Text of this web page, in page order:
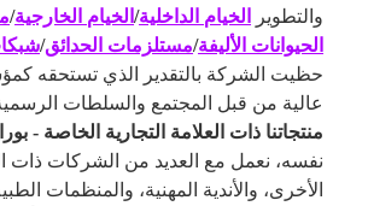
والتطوير
الخيام الداخلية/الخيام الخارجية/
الحيوانات الأليفة/مستلزمات الحدائق/
حظيت الشركة بالتقدير الذي تستحقه
عالية من قبل المجتمع والسلطات
منتجاتنا ذات العلامة التجارية الخاصة -
نفسه، نعمل مع العديد من الشركات ذات
الأخرى، والأندية المهنية، والمنظمات